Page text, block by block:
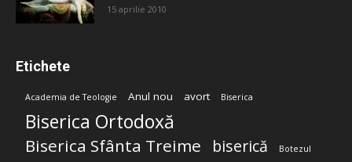
15 aprilie 2010
Etichete
Academia de Teologie Anul nou avort Biserica
Biserica Ortodoxă
Biserica Sfânta Treime biserică Botezul